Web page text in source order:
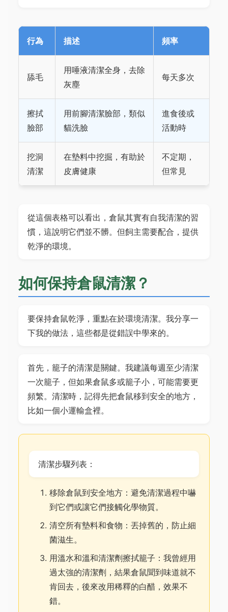
行為 描述 頻率
舔毛
用唾液清潔全身，去除
灰塵
每天多次
擦拭
臉部
用前腳清潔臉部，類似
貓洗臉
進食後或
活動時
挖洞
清潔
在墊料中挖掘，有助於
皮膚健康
不定期，
但常見
從這個表格可以看出，倉鼠其實有自我清潔的習
慣，這說明它們並不髒。但飼主需要配合，提供
乾淨的環境。
如何保持倉鼠清潔？
要保持倉鼠乾淨，重點在於環境清潔。我分享一
下我的做法，這些都是從錯誤中學來的。
首先，籠子的清潔是關鍵。我建議每週至少清潔
一次籠子，但如果倉鼠多或籠子小，可能需要更
頻繁。清潔時，記得先把倉鼠移到安全的地方，
比如一個小運輸盒裡。
清潔步驟列表：
移除倉鼠到安全地方：避免清潔過程中嚇
到它們或讓它們接觸化學物質。
清空所有墊料和食物：丟掉舊的，防止細
菌滋生。
用溫水和溫和清潔劑擦拭籠子：我曾經用
過太強的清潔劑，結果倉鼠聞到味道就不
肯回去，後來改用稀釋的白醋，效果不
錯。